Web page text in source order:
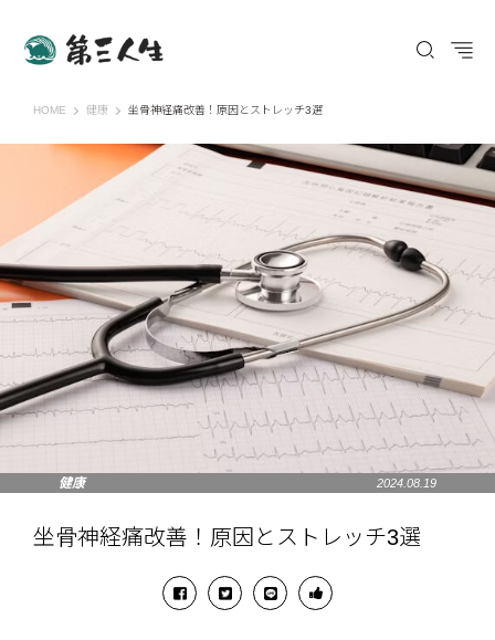
HOME 第三人生 〜寄り道の歩き方〜
健康 坐骨神経痛改善！原因とストレッチ3選
健康 2024.08.19
坐骨神経痛改善！原因とストレッチ3選